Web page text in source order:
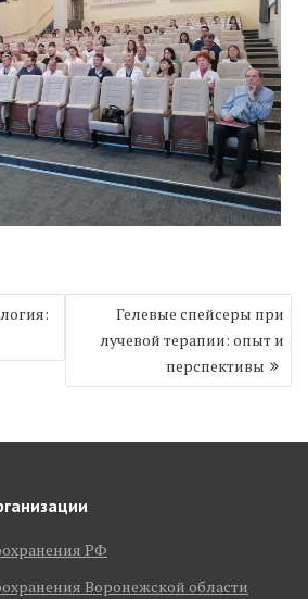
Гелевые спейсеры при
лучевой терапии: опыт и
перспективы
РФ
Воронежской области